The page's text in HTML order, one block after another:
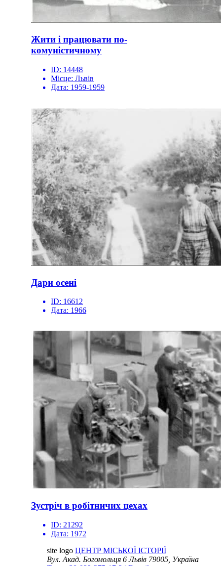
Жити і працювати по-
комуністичному
ID: 14448
Місце: Львів
Дата: 1959-1959
Дари осені
ID: 16612
Дата: 1966
Зустріч в робітничих цехах
ID: 21292
Дата: 1972
site logo ЦЕНТР МІСЬКОЇ ІСТОРІЇ
Вул. Акад. Богомольця 6Львів 79005, Україна